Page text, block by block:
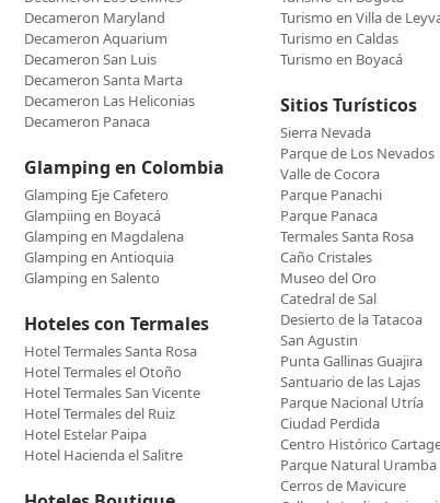
Decameron Maryland
Decameron Aquarium
Decameron San Luis
Decameron Santa Marta
Decameron Las Heliconias
Decameron Panaca
Glamping en Colombia
Glamping Eje Cafetero
Glampiing en Boyacá
Glamping en Magdalena
Glamping en Antioquia
Glamping en Salento
Hoteles con Termales
Hotel Termales Santa Rosa
Hotel Termales el Otoño
Hotel Termales San Vicente
Hotel Termales del Ruiz
Hotel Estelar Paipa
Hotel Hacienda el Salitre
Turismo en Villa de
Turismo en Caldas
Turismo en Boyacá
Sitios Turísticos
Sierra Nevada
Parque de Los Nevados
Valle de Cocora
Parque Panachi
Parque Panaca
Termales Santa Rosa
Caño Cristales
Museo del Oro
Catedral de Sal
Desierto de la Tatacoa
San Agustin
Punta Gallinas Guajira
Santuario de las Lajas
Parque Nacional Utría
Ciudad Perdida
Centro Histórico
Parque Natural Uramba
Cerros de Mavicure